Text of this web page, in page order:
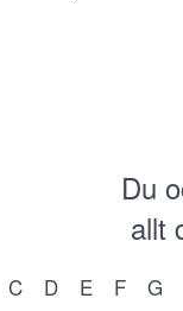
Du
allt
C D E F G